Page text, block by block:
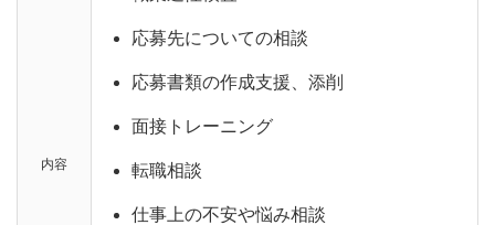
内容
応募先についての相談
応募書類の作成支援、添削
面接トレーニング
転職相談
仕事上の不安や悩み相談